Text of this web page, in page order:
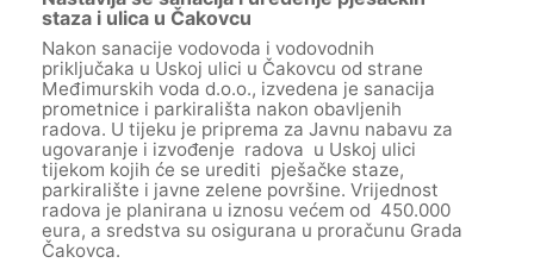
staza i ulica u Čakovcu
Nakon sanacije vodovoda i vodovodnih
priključaka u Uskoj ulici u Čakovcu od strane
Međimurskih voda d.o.o., izvedena je sanacija
prometnice i parkirališta nakon obavljenih
radova. U tijeku je priprema za Javnu nabavu za
ugovaranje i izvođenje radova u Uskoj ulici
tijekom kojih će se urediti pješačke staze,
parkiralište i javne zelene površine. Vrijednost
radova je planirana u iznosu većem od 450.000
eura, a sredstva su osigurana u proračunu Grada
Čakovca.